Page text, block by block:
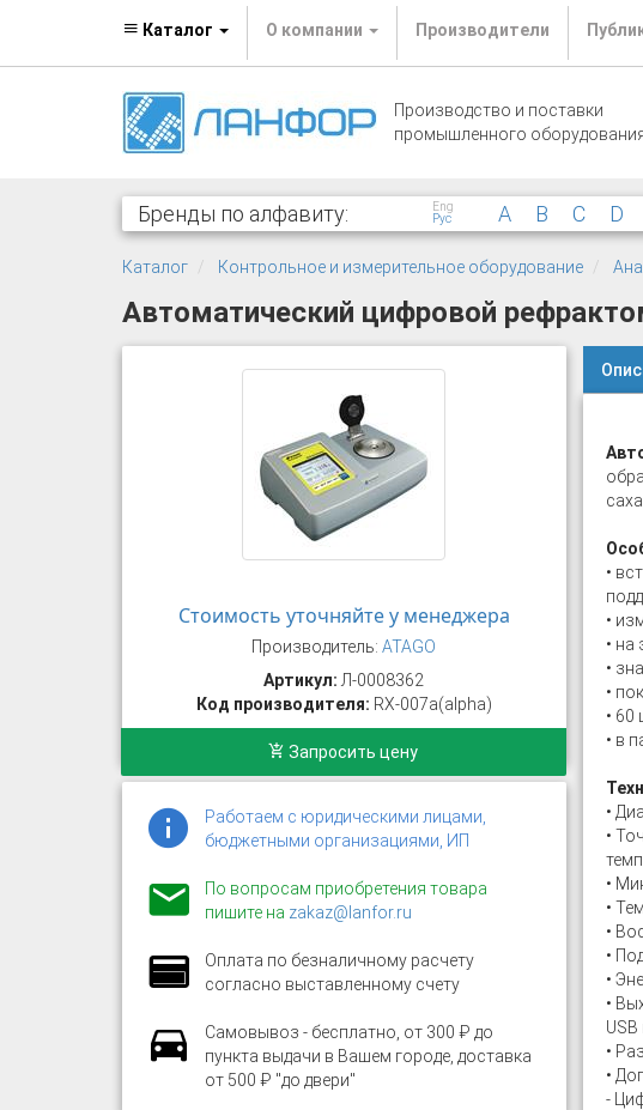
Каталог О компании Производители
Производство и поставки
промышленного
Бренды по алфавиту:
Eng
Рус
A B C D
Каталог Контрольное и измерительное оборудование
Автоматический цифровой
Стоимость уточняйте у менеджера
Производитель:ATAGO
Артикул: Л-0008362
Код производителя: RX-007а(alpha)
Запросить цену
Работаем с юридическими лицами,
бюджетными организациями, ИП
По вопросам приобретения товара
пишите на zakaz@lanfor.ru
Оплата по безналичному расчету
согласно выставленному счету
Самовывоз - бесплатно, от 300 ₽ до
пункта выдачи в Вашем городе, доставка
от 500 ₽ "до двери"
•
•
• на
•
•
•
• в
•
•
•
•
•
•
•
•
•
•
-